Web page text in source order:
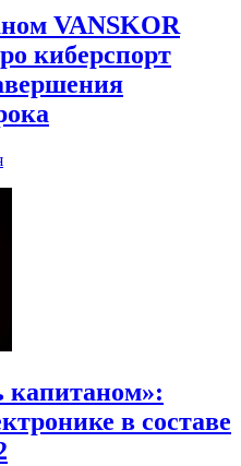
VANSKOR
киберспорт
капитаном»:
в составе